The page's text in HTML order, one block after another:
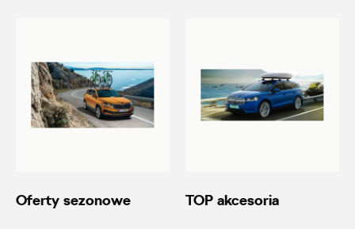
Oferty sezonowe TOP akcesoria
Autoremo
ul. Wiśniowieckiego 123, Nowy Sącz